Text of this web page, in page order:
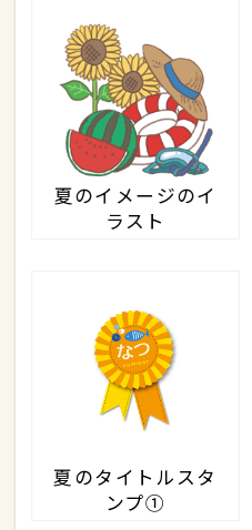
夏のイメージのイ
ラスト
夏のタイトルスタ
ンプ①